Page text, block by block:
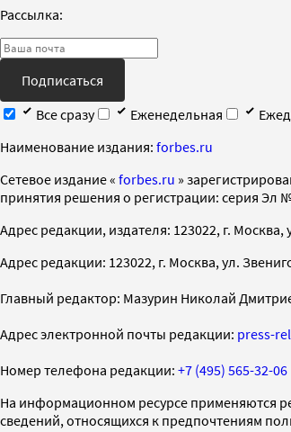
Рассылка:
Подписаться
Все сразу
Еженедельная
Наименование издания: forbes.ru
Cетевое издание « forbes.ru »
принятия решения о регистрации: серия Эл
Адрес редакции, издателя: 123022, г. Москва,
Адрес редакции: 123022, г. Москва, ул.
Главный редактор: Мазурин Николай
Адрес электронной почты редакции: press-
Номер телефона редакции: +7 (495) 565-32-06
На информационном ресурсе применяются
сведений, относящихся к предпочтениям